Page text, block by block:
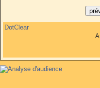
DotClear